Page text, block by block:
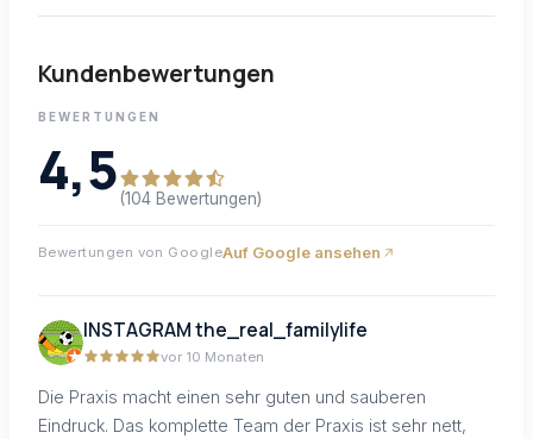
Kundenbewertungen
BEWERTUNGEN
4,5 (104 Bewertungen)
Bewertungen von GoogleAuf Google ansehen
INSTAGRAM the_real_familylife
vor 10 Monaten
Die Praxis macht einen sehr guten und sauberen
Eindruck. Das komplette Team der Praxis ist sehr nett,